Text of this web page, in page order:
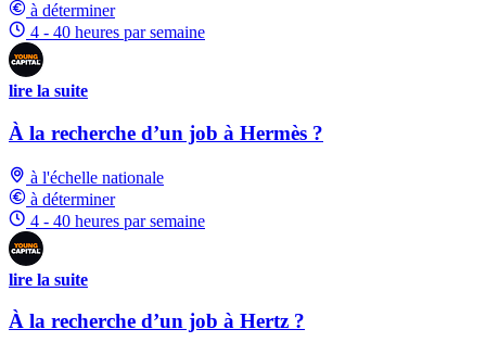
à déterminer
4 - 40 heures par semaine
lire la suite
À la recherche d’un job à Hermès ?
à l'échelle nationale
à déterminer
4 - 40 heures par semaine
lire la suite
À la recherche d’un job à Hertz ?